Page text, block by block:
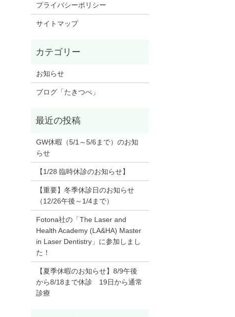
プライバシーポリシー
サイトマップ
お知らせ
ブログ「たきつべ」
GW休暇（5/1～5/6まで）のお知
らせ
【1/28 臨時休診のお知らせ】
【重要】冬季休診日のお知らせ
（12/26午後～1/4まで）
Fotona社の「The Laser and
Health Academy (LA&HA) Master
in Laser Dentistry」に参加しまし
た！
【夏季休暇のお知らせ】8/9午後
から8/18まで休診 19日から通常
診療